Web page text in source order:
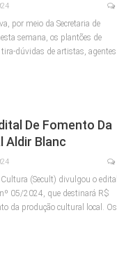
por meio da Secretaria de
semana, os plantões de
dúvidas de artistas, agentes
De Fomento Da
Aldir Blanc
(Secult) divulgou o edital
05/2024, que destinará R$
da produção cultural local. Os